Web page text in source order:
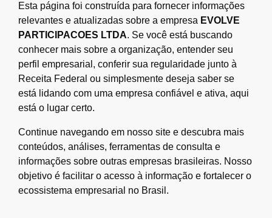
Esta página foi construída para fornecer informações
relevantes e atualizadas sobre a empresa EVOLVE
PARTICIPACOES LTDA. Se você está buscando
conhecer mais sobre a organização, entender seu
perfil empresarial, conferir sua regularidade junto à
Receita Federal ou simplesmente deseja saber se
está lidando com uma empresa confiável e ativa, aqui
está o lugar certo.
Continue navegando em nosso site e descubra mais
conteúdos, análises, ferramentas de consulta e
informações sobre outras empresas brasileiras. Nosso
objetivo é facilitar o acesso à informação e fortalecer o
ecossistema empresarial no Brasil.